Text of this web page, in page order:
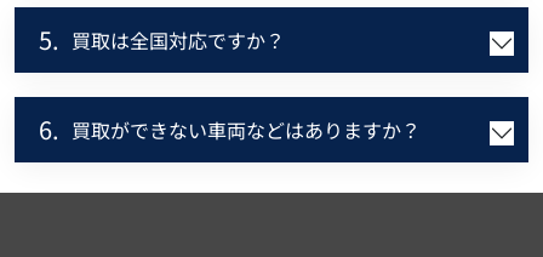
5. 買取は全国対応ですか？
6. 買取ができない車両などはありますか？